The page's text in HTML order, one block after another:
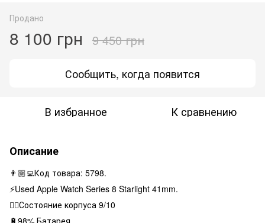
Продано
8 100 грн 9 450 грн
Сообщить, когда появится
В избранное К сравнению
Описание
👨🏼‍💻Код товара: 5798.
⚡️Used Apple Watch Series 8 Starlight 41mm.
👌🏻Состояние корпуса 9/10
🔋98% Батарея.